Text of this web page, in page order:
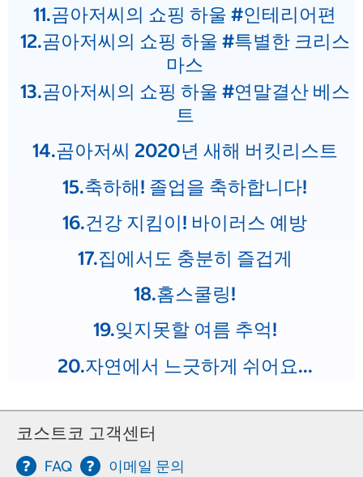
11.곰아저씨의 쇼핑 하울 #인테리어편
12.곰아저씨의 쇼핑 하울 #특별한 크리스
마스
13.곰아저씨의 쇼핑 하울 #연말결산 베스
트
14.곰아저씨 2020년 새해 버킷리스트
15.축하해! 졸업을 축하합니다!
16.건강 지킴이! 바이러스 예방
17.집에서도 충분히 즐겁게
18.홈스쿨링!
19.잊지못할 여름 추억!
20.자연에서 느긋하게 쉬어요...
코스트코 고객센터
FAQ 이메일 문의